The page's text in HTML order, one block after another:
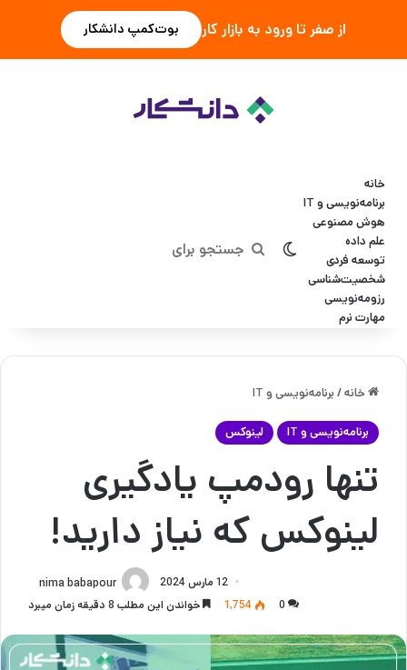
از صفر تا ورود به بازار کار بوت‌کمپ دانشکار
خانه
برنامه‌نویسی و IT
هوش مصنوعی
علم داده
توسعه فردی
شخصیت‌شناسی
رزومه‌نویسی
مهارت نرم
تغییر پوسته
جستجو
خانه/ برنامه‌نویسی و IT
برنامه‌نویسی و IT لینوکس
تنها رودمپ یادگیری
لینوکس که نیاز دارید!
nima babapour
12 مارس 2024
0
1,754 خواندن این مطلب 8 دقیقه زمان میبرد